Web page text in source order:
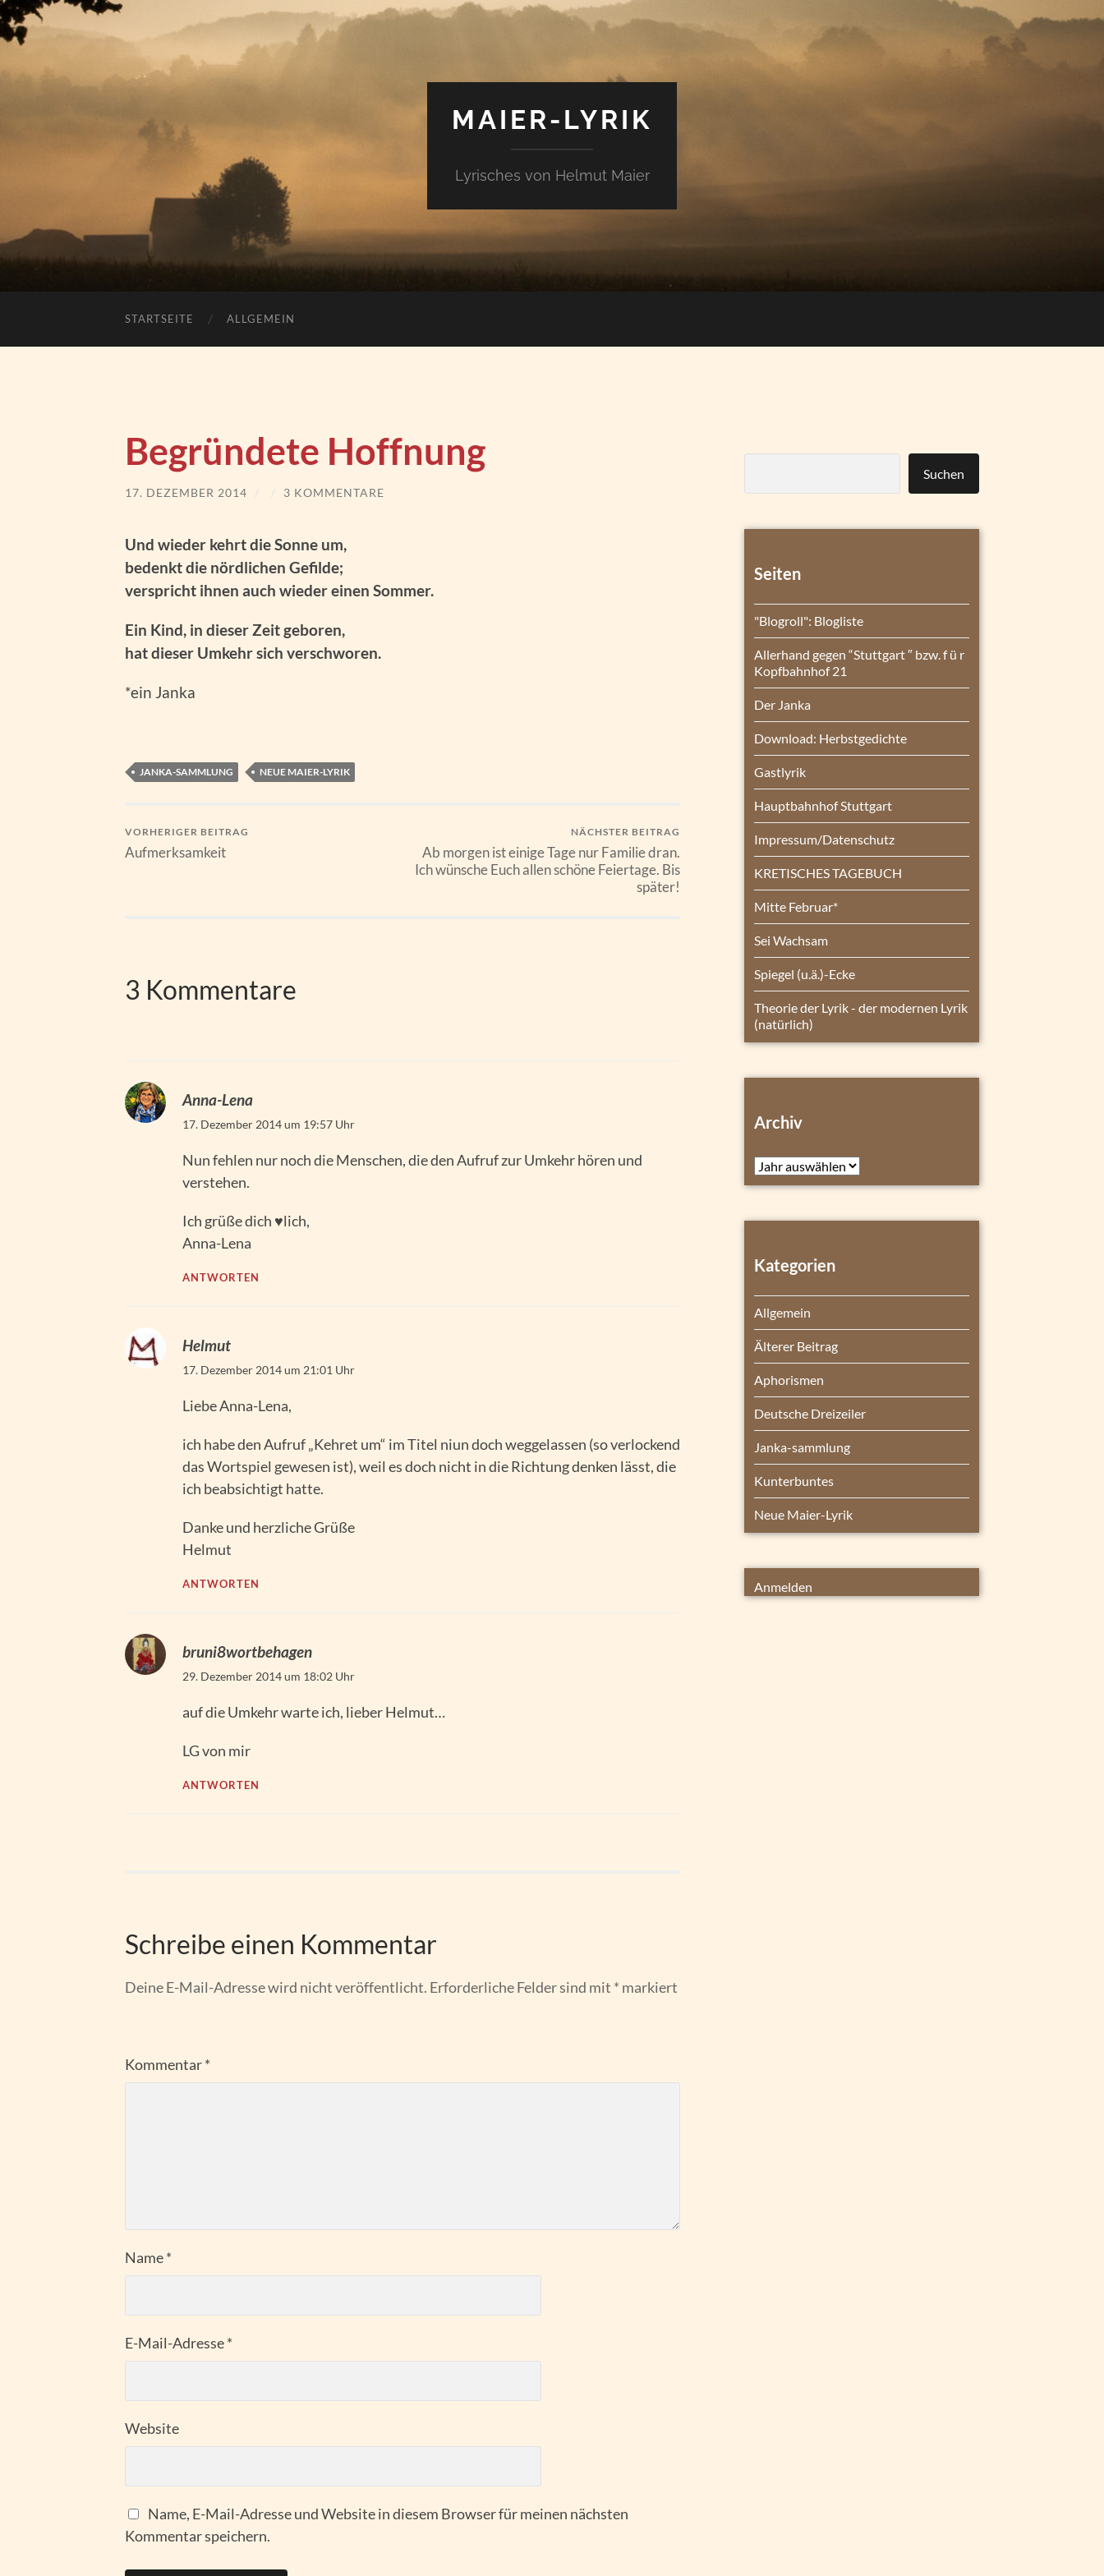
MAIER-LYRIK
Lyrisches von Helmut Maier
STARTSEITE ALLGEMEIN
Begründete Hoffnung
17. DEZEMBER 2014 / / 3 KOMMENTARE
Und wieder kehrt die Sonne um,
bedenkt die nördlichen Gefilde;
verspricht ihnen auch wieder einen Sommer.
Ein Kind, in dieser Zeit geboren,
hat dieser Umkehr sich verschworen.
*ein Janka
JANKA-SAMMLUNG NEUE MAIER-LYRIK
VORHERIGER BEITRAG
Aufmerksamkeit
NÄCHSTER BEITRAG
Ab morgen ist einige Tage nur Familie dran.
Ich wünsche Euch allen schöne Feiertage. Bis
später!
3 Kommentare
Anna-Lena
17. Dezember 2014 um 19:57 Uhr
Nun fehlen nur noch die Menschen, die den Aufruf zur Umkehr hören und
verstehen.
Ich grüße dich ♥lich,
Anna-Lena
ANTWORTEN
Helmut
17. Dezember 2014 um 21:01 Uhr
Liebe Anna-Lena,
ich habe den Aufruf „Kehret um“ im Titel niun doch weggelassen (so verlockend
das Wortspiel gewesen ist), weil es doch nicht in die Richtung denken lässt, die
ich beabsichtigt hatte.
Danke und herzliche Grüße
Helmut
ANTWORTEN
bruni8wortbehagen
29. Dezember 2014 um 18:02 Uhr
auf die Umkehr warte ich, lieber Helmut…
LG von mir
ANTWORTEN
Schreibe einen Kommentar
Deine E-Mail-Adresse wird nicht veröffentlicht. Erforderliche Felder sind mit * markiert
Kommentar*
Name*
E-Mail-Adresse*
Website
Name, E-Mail-Adresse und Website in diesem Browser für meinen nächsten
Kommentar speichern.
Suchen
Seiten
"Blogroll": Blogliste
Allerhand gegen “Stuttgart ″ bzw. f ü r
Kopfbahnhof 21
Der Janka
Download: Herbstgedichte
Gastlyrik
Hauptbahnhof Stuttgart
Impressum/Datenschutz
KRETISCHES TAGEBUCH
Mitte Februar*
Sei Wachsam
Spiegel (u.ä.)-Ecke
Theorie der Lyrik - der modernen Lyrik
(natürlich)
Archiv
Archiv
Kategorien
Allgemein
Älterer Beitrag
Aphorismen
Deutsche Dreizeiler
Janka-sammlung
Kunterbuntes
Neue Maier-Lyrik
Anmelden